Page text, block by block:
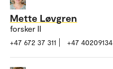
Mette Løvgren
forsker II
+47 672 37 311 +47 40209134